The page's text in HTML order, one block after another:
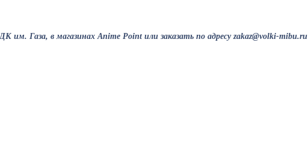
им. Газа, в магазинах Anime Point или заказать по адресу zakaz@volki-mibu.ru